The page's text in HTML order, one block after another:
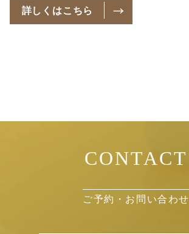
詳しくはこちら
CONTACT
ご予約・お問い合わせ